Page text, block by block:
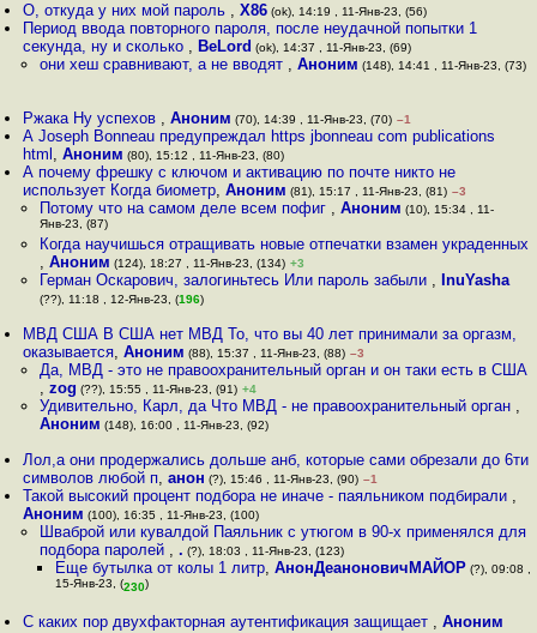
О, откуда у них мой пароль ,X86 (ok), 14:19 , 11-Янв-23, (56)
Период ввода повторного пароля, после неудачной попытки 1
секунда, ну и сколько , BeLord (ok), 14:37 , 11-Янв-23, (69)
они хеш сравнивают, а не вводят , Аноним (148), 14:41 , 11-Янв-23, (73)
Ржака Ну успехов ,Аноним (70), 14:39 , 11-Янв-23, (70) –1
А Joseph Bonneau предупреждал https jbonneau com publications
html ,Аноним (80), 15:12 , 11-Янв-23, (80)
А почему фрешку с ключом и активацию по почте никто не
использует Когда биометр,Аноним (81), 15:17 , 11-Янв-23, (81) –3
Потому что на самом деле всем пофиг , Аноним (10), 15:34 , 11-
Янв-23, (87)
Когда научишься отращивать новые отпечатки взамен украденных
, Аноним (124), 18:27 , 11-Янв-23, (134) +3
Герман Оскарович, залогиньтесь Или пароль забыли , InuYasha
(??), 11:18 , 12-Янв-23, (196)
МВД США В США нет МВД То, что вы 40 лет принимали за оргазм,
оказывается,Аноним (88), 15:37 , 11-Янв-23, (88) –3
Да, МВД - это не правоохранительный орган и он таки есть в США
, zog (??), 15:55 , 11-Янв-23, (91) +4
Удивительно, Карл, да Что МВД - не правоохранительный орган ,
Аноним (148), 16:00 , 11-Янв-23, (92)
Лол,а они продержались дольше анб, которые сами обрезали до 6ти
символов любой п,анон (?), 15:46 , 11-Янв-23, (90) –1
Такой высокий процент подбора не иначе - паяльником подбирали ,
Аноним (100), 16:35 , 11-Янв-23, (100)
Шваброй или кувалдой Паяльник с утюгом в 90-х применялся для
подбора паролей , . (?), 18:03 , 11-Янв-23, (123)
Еще бутылка от колы 1 литр, АнонДеаноновичМАЙОР(?), 09:08 ,
15-Янв-23, (230)
C каких пор двухфакторная аутентификация защищает ,Аноним